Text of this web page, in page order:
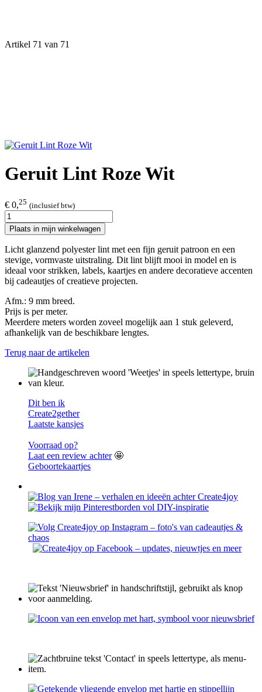
Artikel 71 van 71
Geruit Lint Roze Wit
€ 0,25 (inclusief btw)
Plaats in mijn winkelwagen
Licht glanzend polyester lint met een fijn geruit patroon en een
stevige, vormvaste uitstraling. Dit lint blijft mooi in model en is
ideaal voor strikken, labels, kaartjes en andere decoratieve accenten
bij cadeautjes of creatieve projecten.
Afm.: 9 mm breed.​
Prijs is per meter.
Meerdere meters worden zoveel mogelijk aan 1 stuk geleverd,
afhankelijk van de beschikbare lengtes.
Terug naar de artikelen
Dit ben ik
Create2gether
Laatste kansjes
Voorraad op?
Laat een review achter🤩
Geboortekaartjes